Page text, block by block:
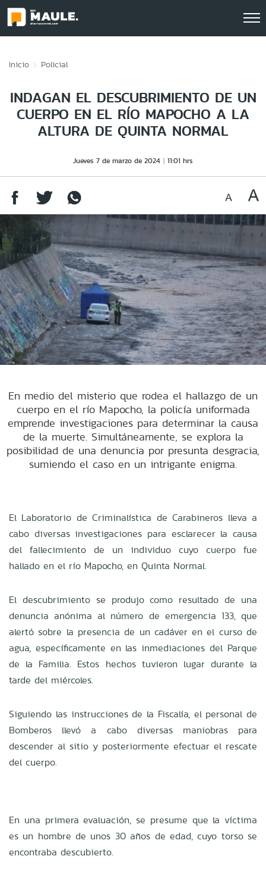
Inicio Policial
INDAGAN EL DESCUBRIMIENTO DE UN
CUERPO EN EL RÍO MAPOCHO A LA
ALTURA DE QUINTA NORMAL
Jueves 7 de marzo de 2024 11:01 hrs
En medio del misterio que rodea el hallazgo de un
cuerpo en el río Mapocho, la policía uniformada
emprende investigaciones para determinar la causa
de la muerte. Simultáneamente, se explora la
posibilidad de una denuncia por presunta desgracia,
sumiendo el caso en un intrigante enigma.
El Laboratorio de Criminalística de Carabineros lleva a
cabo diversas investigaciones para esclarecer la causa
del fallecimiento de un individuo cuyo cuerpo fue
hallado en el río Mapocho, en Quinta Normal.
El descubrimiento se produjo como resultado de una
denuncia anónima al número de emergencia 133, que
alertó sobre la presencia de un cadáver en el curso de
agua, específicamente en las inmediaciones del Parque
de la Familia. Estos hechos tuvieron lugar durante la
tarde del miércoles.
Siguiendo las instrucciones de la Fiscalía, el personal de
Bomberos llevó a cabo diversas maniobras para
descender al sitio y posteriormente efectuar el rescate
del cuerpo.
En una primera evaluación, se presume que la víctima
es un hombre de unos 30 años de edad, cuyo torso se
encontraba descubierto.